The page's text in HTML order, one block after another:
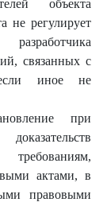
объекта
не регулирует
связанных с
если иное не
при
актами, в
правовыми